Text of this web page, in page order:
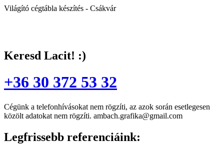
Világító cégtábla készítés - Csákvár
Keresd Lacit! :)
+36 30 372 53 32
Cégünk a telefonhívásokat nem rögzíti, az azok során esetlegesen
közölt adatokat nem rögzíti. ambach.grafika@gmail.com
Legfrissebb referenciáink: